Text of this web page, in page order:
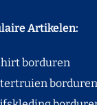
Artikelen:
borduren